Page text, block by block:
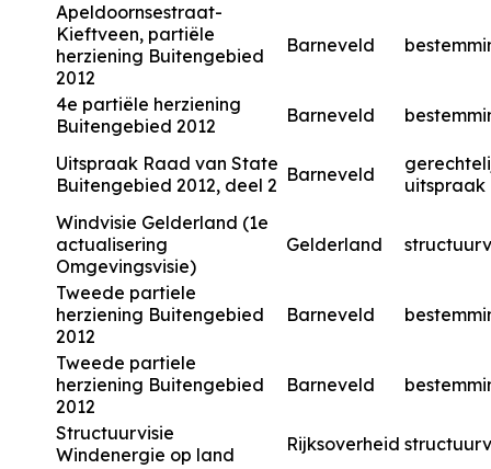
Apeldoornsestraat-
Kieftveen, partiële
herziening Buitengebied
2012
Barneveld
4e partiële herziening
Buitengebied 2012
Barneveld
Uitspraak Raad van State
Buitengebied 2012, deel 2 Barneveld
uitspraak
Windvisie Gelderland (1e
actualisering
Omgevingsvisie)
Gelderland
Tweede partiele
herziening Buitengebied
2012
Barneveld
Tweede partiele
herziening Buitengebied
2012
Barneveld
Structuurvisie
Windenergie op land
Rijksoverheid